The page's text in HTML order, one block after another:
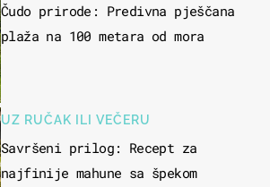
Čudo prirode: Predivna pješčana
plaža na 100 metara od mora
UZ RUČAK ILI VEČERU
Savršeni prilog: Recept za
najfinije mahune sa špekom